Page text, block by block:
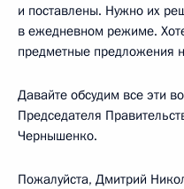
и поставлены. Нужно их
в ежедневном режиме.
предметные предложения
Давайте обсудим все эти
Председателя
Чернышенко.
Пожалуйста, Дмитрий